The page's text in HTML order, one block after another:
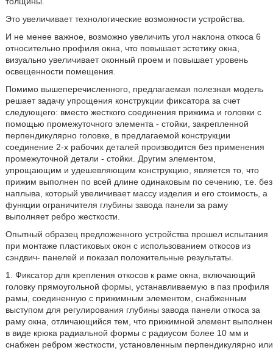
Это увеличивает технологические возможности устройства.
И не менее важное, возможно увеличить угол наклона откоса 6
относительно профиля окна, что повышает эстетику окна,
визуально увеличивает оконный проем и повышает уровень
освещенности помещения.
Помимо вышеперечисленного, предлагаемая полезная модель
решает задачу упрощения конструкции фиксатора за счет
следующего: вместо жесткого соединения прижима и головки с
помощью промежуточного элемента - стойки, закрепленной
перпендикулярно головке, в предлагаемой конструкции
соединение 2-х рабочих деталей производится без применения
промежуточной детали - стойки. Другим элементом,
упрощающим и удешевляющим конструкцию, является то, что
прижим выполнен по всей длине одинаковым по сечению, т.е. без
наплыва, который увеличивает массу изделия и его стоимость, а
функции ограничителя глубины завода панели за раму
выполняет ребро жесткости.
Опытный образец предложенного устройства прошел испытания
при монтаже пластиковых окон с использованием откосов из
сэндвич- панелей и показал положительные результаты.
1. Фиксатор для крепления откосов к раме окна, включающий
головку прямоугольной формы, устанавливаемую в паз профиля
рамы, соединенную с прижимным элементом, снабженным
выступом для регулирования глубины завода панели откоса за
раму окна, отличающийся тем, что прижимной элемент выполнен
в виде крюка радиальной формы с радиусом более 10 мм и
снабжен ребром жесткости, установленным перпендикулярно или